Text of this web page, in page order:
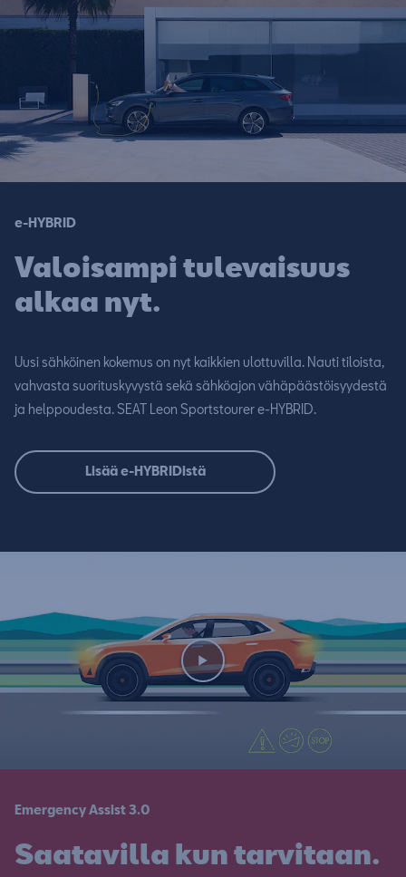
e-HYBRID
Valoisampi tulevaisuus
alkaa nyt.
Uusi sähköinen kokemus on nyt kaikkien ulottuvilla. Nauti tiloista,
vahvasta suorituskyvystä sekä sähköajon vähäpäästöisyydestä
ja helppoudesta. SEAT Leon Sportstourer e-HYBRID.
Lisää e-HYBRIDistä
Emergency Assist 3.0
Saatavilla kun tarvitaan.